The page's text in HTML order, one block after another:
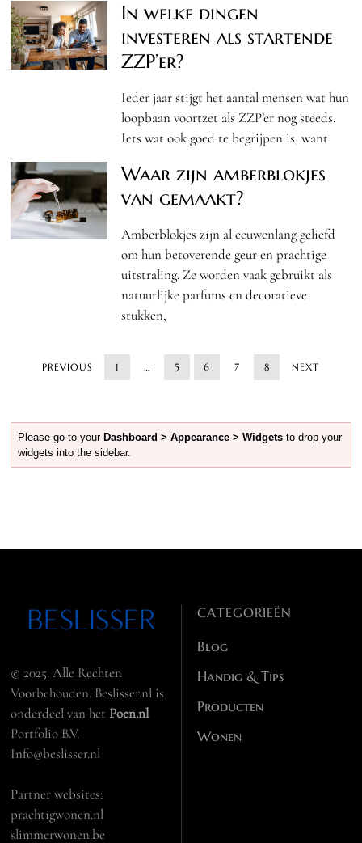
In welke dingen
investeren als startende
ZZP’er?
Ieder jaar stijgt het aantal mensen wat hun
loopbaan voortzet als ZZP’er nog steeds.
Iets wat ook goed te begrijpen is, want
Waar zijn amberblokjes
van gemaakt?
Amberblokjes zijn al eeuwenlang geliefd
om hun betoverende geur en prachtige
uitstraling. Ze worden vaak gebruikt als
natuurlijke parfums en decoratieve
stukken,
PREVIOUS 1 … 5 6 7 8 NEXT
Please go to your Dashboard > Appearance > Widgets to drop your
widgets into the sidebar.
© 2025. Alle Rechten
Voorbehouden. Beslisser.nl is
onderdeel van hetPoen.nl
Portfolio B.V.
Info@beslisser.nl
Partner websites:
prachtigwonen.nl
slimmerwonen.be
CATEGORIEËN
Blog
Handig & Tips
Producten
Wonen